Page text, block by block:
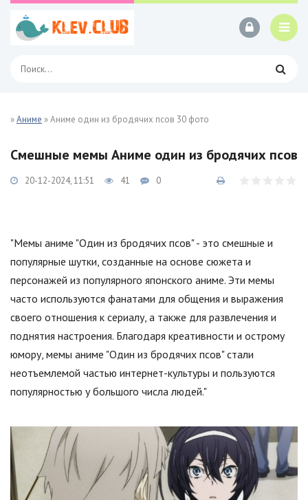
»Аниме » Аниме один из бродячих псов 30 фото
Смешные мемы Аниме один из бродячих псов
20-12-2024, 11:51 41 0
"Мемы аниме "Один из бродячих псов" - это смешные и
популярные шутки, созданные на основе сюжета и
персонажей из популярного японского аниме. Эти мемы
часто используются фанатами для общения и выражения
своего отношения к сериалу, а также для развлечения и
поднятия настроения. Благодаря креативности и острому
юмору, мемы аниме "Один из бродячих псов" стали
неотъемлемой частью интернет-культуры и пользуются
популярностью у большого числа людей."